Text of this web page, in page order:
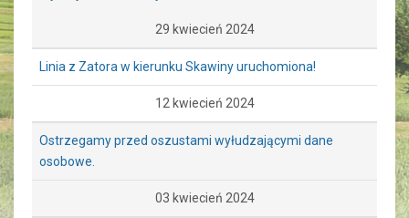
29 kwiecień 2024
Linia z Zatora w kierunku Skawiny uruchomiona!
12 kwiecień 2024
Ostrzegamy przed oszustami wyłudzającymi dane
osobowe.
03 kwiecień 2024